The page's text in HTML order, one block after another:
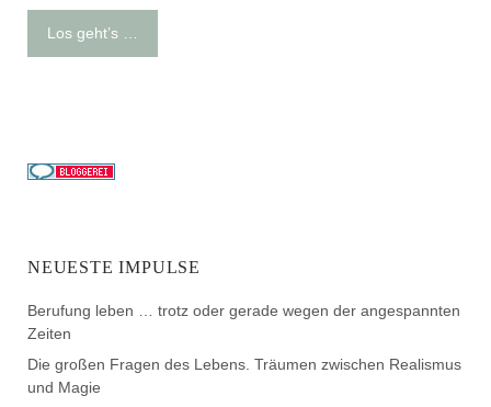
Los geht’s …
NEUESTE IMPULSE
Berufung leben … trotz oder gerade wegen der angespannten
Zeiten
Die großen Fragen des Lebens. Träumen zwischen Realismus
und Magie